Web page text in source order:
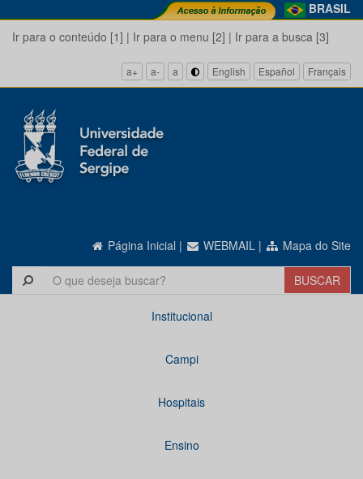
BRASIL
Ir para o conteúdo [1] | Ir para o menu [2] | Ir para a busca [3]
a+ a- a English Español Français
Página Inicial | WEBMAIL | Mapa do Site
Institucional
Campi
Hospitais
Ensino